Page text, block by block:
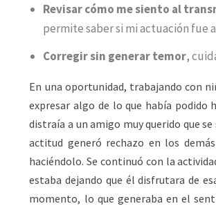
Revisar cómo me siento al
permite saber si mi actuación fue
Corregir sin generar temor,
En una oportunidad, trabajando con
expresar algo de lo que había podido
distraía a un amigo muy querido que
actitud generó rechazo en los
haciéndolo. Se continuó con la
estaba dejando que él disfrutara de
momento, lo que generaba en el